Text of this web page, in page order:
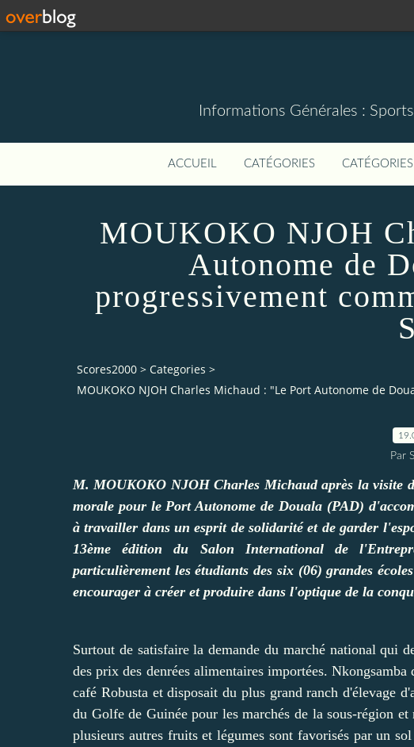
Informations Générales :
ACCUEIL CATÉGORIES
MOUKOKO NJOH
Autonome de
progressivement
Scores2000 > Categories >
MOUKOKO NJOH Charles Michaud : "Le Port Autonome de
Par
M. MOUKOKO NJOH Charles Michaud après la visite
morale pour le Port Autonome de Douala (PAD)
à travailler dans un esprit de solidarité et de garder
13ème édition du Salon International de
particulièrement les étudiants des six (06) grandes
encourager à créer et produire dans l'optique de la
Surtout de satisfaire la demande du marché national qui
des prix des denrées alimentaires importées.
café Robusta et disposait du plus grand ranch d'élevage
du Golfe de Guinée pour les marchés de la sous-région
plusieurs autres fruits et légumes sont favorisés par un